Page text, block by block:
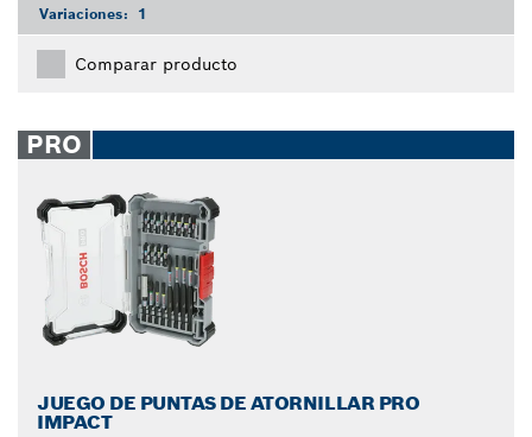
Variaciones: 1
Comparar producto
PRO
JUEGO DE PUNTAS DE ATORNILLAR PRO
IMPACT